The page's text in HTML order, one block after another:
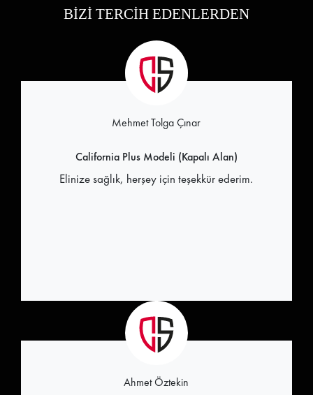
BİZİ TERCİH EDENLERDEN
Mehmet Tolga Çınar
California Plus Modeli (Kapalı Alan)
Elinize sağlık, herşey için teşekkür ederim.
Ahmet Öztekin